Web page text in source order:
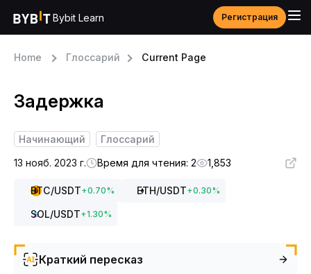
Bybit Learn Регистрация
Home Глоссарий Current Page
Задержка
Начинающий
Глоссарий
13 нояб. 2023 г.
Время для чтения: 2 1,853
BTC/USDT+0.70% ETH/USDT+0.30%
SOL/USDT+1.30%
Краткий пересказ